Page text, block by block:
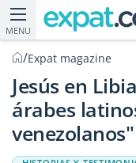
MENU
/Expat magazine
Jesús en
árabes
venezolanos"